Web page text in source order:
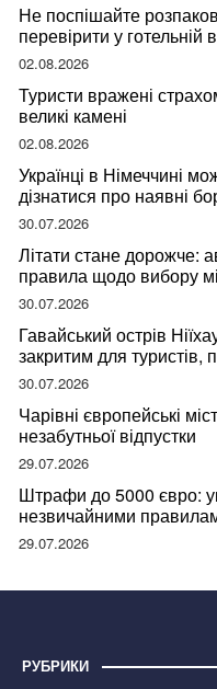
Не поспішайте
перевірити у готельній
мандрівниці
02.08.2026
Туристи вражені
великі камені
02.08.2026
Українці в Німеччині
дізнатися про наявні
30.07.2026
Літати стане дорожче:
правила щодо вибору
30.07.2026
Гавайський острів
закритим для
відвідувачів
30.07.2026
Чарівні європейські
незабутньої відпустки
29.07.2026
Штрафи до 5000 євро:
незвичайними
правдою
29.07.2026
РУБРИКИ